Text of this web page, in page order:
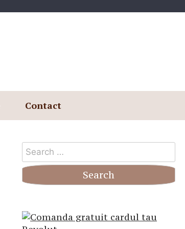
Contact
Search
for: